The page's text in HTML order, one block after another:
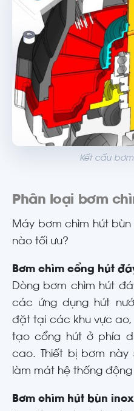
Kết cấu
Phân loại bơm
Máy bơm chìm hút
nào tối ưu?
Bơm chìm cổng hút
Dòng bơm chìm hút
các ứng dụng hút
đặt tại các khu vực ao,
tạo cổng hút ở phía
cao. Thiết bị bơm này
làm mát hệ thống
Bơm chìm hút bùn inox